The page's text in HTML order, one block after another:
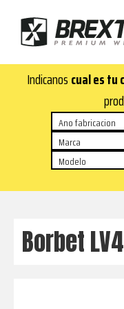
contenido
principal
de
página
Brexten
aluminio
premium
¡En
Brexten.com
encontrarás
aluminio
top!
y
estilo
Indicanos cual es tu
Borbet